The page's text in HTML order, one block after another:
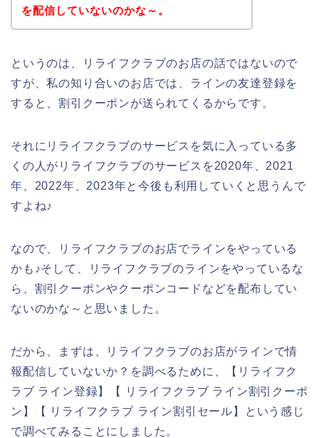
を配信していないのかな～。
というのは、リライフクラブのお店の話ではないので
すが、私の知り合いのお店では、ラインの友達登録を
すると、割引クーポンが送られてくるからです。
それにリライフクラブのサービスを気に入っている多
くの人がリライフクラブのサービスを2020年、2021
年、2022年、2023年と今後も利用していくと思うんで
すよね♪
なので、リライフクラブのお店でラインをやっている
かも♪そして、リライフクラブのラインをやっているな
ら、割引クーポンやクーポンコードなどを配布してい
ないのかな～と思いました。
だから、まずは、リライフクラブのお店がラインで情
報配信していないか？を調べるために、【リライフク
ラブ ライン登録】【 リライフクラブ ライン割引クーポ
ン】【 リライフクラブ ライン割引セール】という感じ
で調べてみることにしました。